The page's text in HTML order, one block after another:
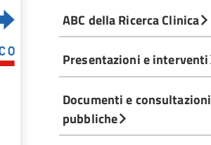
ABC della Ricerca Clinica
Presentazioni e interventi
Documenti e consultazioni
pubbliche